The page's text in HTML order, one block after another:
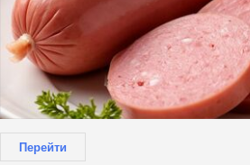
Перейти